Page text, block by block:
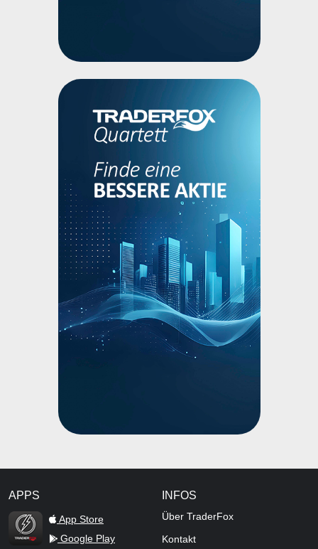
APPS
TraderFox Flash
App Store
Google Play
INFOS
Über TraderFox
Kontakt